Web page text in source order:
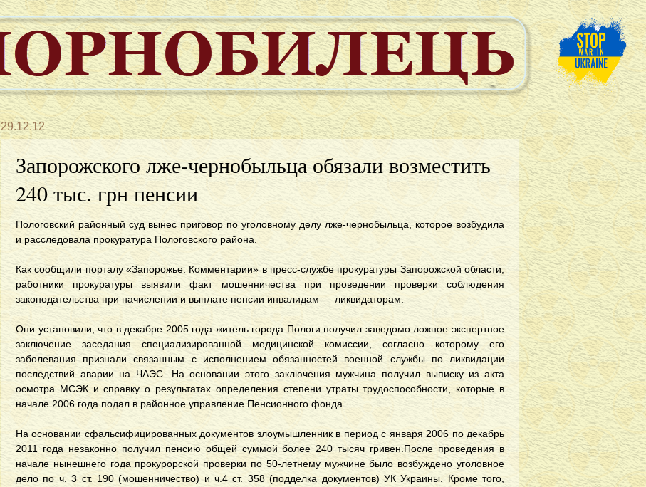
29.12.12
Запорожского лже-чернобыльца обязали возместить
240 тыс. грн пенсии
Пологовский районный суд вынес приговор по уголовному делу лже-чернобыльца, которое возбудила
и расследовала прокуратура Пологовского района.
Как сообщили порталу «Запорожье. Комментарии» в пресс-службе прокуратуры Запорожской области,
работники прокуратуры выявили факт мошенничества при проведении проверки соблюдения
законодательства при начислении и выплате пенсии инвалидам — ликвидаторам.
Они установили, что в декабре 2005 года житель города Пологи получил заведомо ложное экспертное
заключение заседания специализированной медицинской комиссии, согласно которому его
заболевания признали связанным с исполнением обязанностей военной службы по ликвидации
последствий аварии на ЧАЭС. На основании этого заключения мужчина получил выписку из акта
осмотра МСЭК и справку о результатах определения степени утраты трудоспособности, которые в
начале 2006 года подал в районное управление Пенсионного фонда.
На основании сфальсифицированных документов злоумышленник в период с января 2006 по декабрь
2011 года незаконно получил пенсию общей суммой более 240 тысяч гривен.После проведения в
начале нынешнего года прокурорской проверки по 50-летнему мужчине было возбуждено уголовное
дело по ч. 3 ст. 190 (мошенничество) и ч.4 ст. 358 (подделка документов) УК Украины. Кроме того,